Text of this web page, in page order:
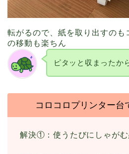
転がるので、紙を取り出すのも
の移動も楽ちん
ピタッと収まったか
コロコロプリンター台
解決①：使うたびにしゃがむ